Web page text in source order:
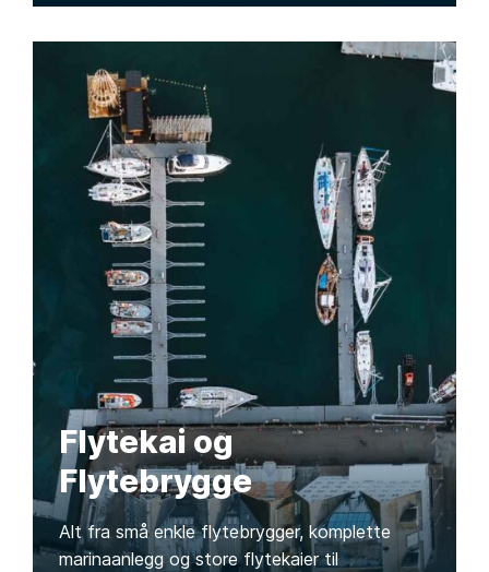
Flytekai og
Flytebrygge
Alt fra små enkle flytebrygger, komplette
marinaanlegg og store flytekaier til